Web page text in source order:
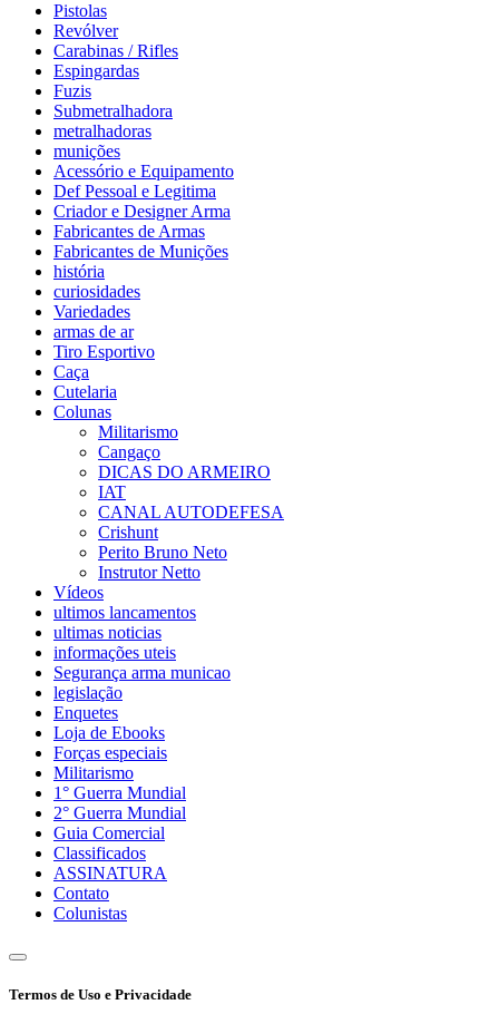
Pistolas
Revólver
Carabinas / Rifles
Espingardas
Fuzis
Submetralhadora
metralhadoras
munições
Acessório e Equipamento
Def Pessoal e Legitima
Criador e Designer Arma
Fabricantes de Armas
Fabricantes de Munições
história
curiosidades
Variedades
armas de ar
Tiro Esportivo
Caça
Cutelaria
Colunas
Militarismo
Cangaço
DICAS DO ARMEIRO
IAT
CANAL AUTODEFESA
Crishunt
Perito Bruno Neto
Instrutor Netto
Vídeos
ultimos lancamentos
ultimas noticias
informações uteis
Segurança arma municao
legislação
Enquetes
Loja de Ebooks
Forças especiais
Militarismo
1° Guerra Mundial
2° Guerra Mundial
Guia Comercial
Classificados
ASSINATURA
Contato
Colunistas
Termos de Uso e Privacidade